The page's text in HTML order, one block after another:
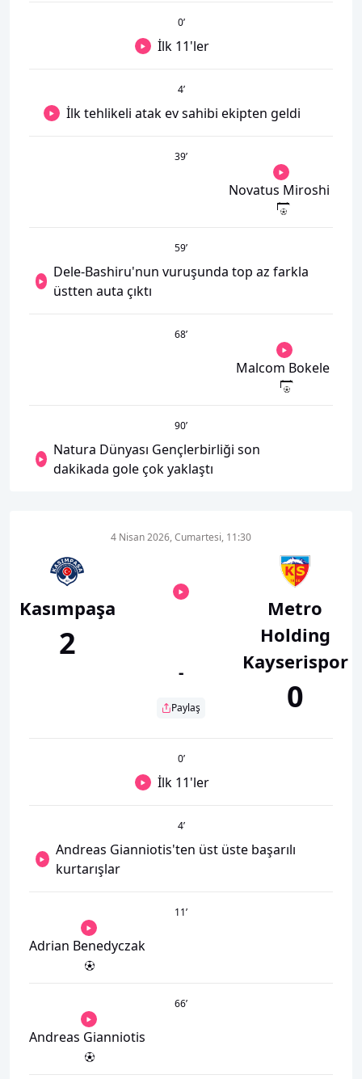
0’
İlk 11'ler
4’
İlk tehlikeli atak ev sahibi ekipten geldi
39’
Novatus Miroshi
59’
Dele-Bashiru'nun vuruşunda top az farkla
üstten auta çıktı
68’
Malcom Bokele
90’
Natura Dünyası Gençlerbirliği son
dakikada gole çok yaklaştı
Kasımpaşa
2
4 Nisan 2026, Cumartesi, 11:30
-
Paylaş
Metro
Holding
Kayserispor
0
0’
İlk 11'ler
4’
Andreas Gianniotis'ten üst üste başarılı
kurtarışlar
11’
Adrian Benedyczak
66’
Andreas Gianniotis